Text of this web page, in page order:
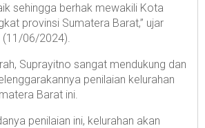
sehingga berhak mewakili Kota
provinsi Sumatera Barat,” ujar
06/2024).
Suprayitno sangat mendukung dan
penilaian kelurahan
Barat ini.
penilaian ini, kelurahan akan